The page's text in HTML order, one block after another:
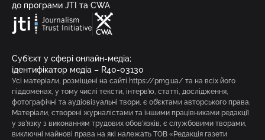
до програми JTI та CWA
Суб’єкт у сфері онлайн-медіа;
ідентифікатор медіа – R40-03130
Усі матеріали, розміщені на сайті https://pmg.ua/ та на всіх його
піддоменах, у тому числі тексти, інтерв’ю, статті, дослідження,
фотографічні та аудіовізуальні твори, є об’єктами авторського права.
Матеріали, створені журналістами та іншими працівниками редакції
у зв’язку з виконанням трудових обов’язків, є службовими творами,
виключні майнові права на які належать ТОВ «Редакція газети